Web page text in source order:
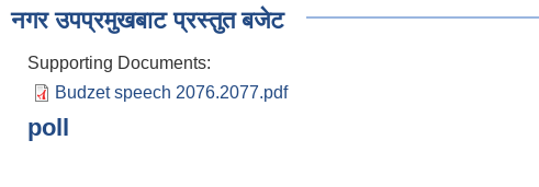
नगर उपप्रमुखबाट प्रस्तुत बजेट
Supporting Documents:
Budzet speech 2076.2077.pdf
poll